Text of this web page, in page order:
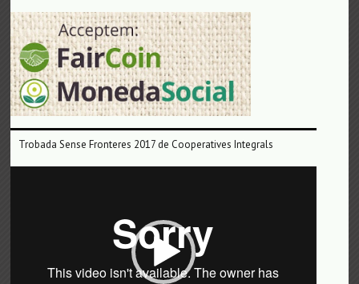
Trobada Sense Fronteres 2017 de Cooperatives Integrals